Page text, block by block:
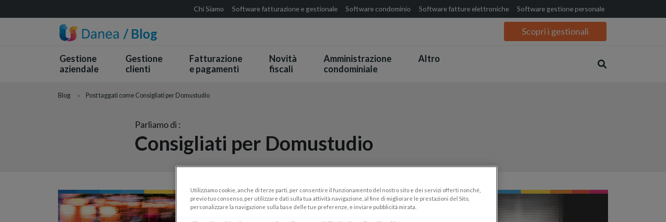
Chi Siamo Software fatturazione e gestionale Software condominio Software fatture elettroniche Software gestione personale
/ Blog Scopri i gestionali
Gestione
aziendale
Gestione
clienti
Fatturazione
e pagamenti
Novità
fiscali
Amministrazione
condominiale
Altro
Blog › Post taggati come Consigliati per Domustudio
Parliamo di :
Consigliati per Domustudio
Utilizziamo cookie, anche di terze parti, per consentire il funzionamento del nostro sito e dei servizi offerti nonché,
previo tuo consenso, per utilizzare dati sulla tua attività navigazione, al fine di migliorare le prestazioni del Sito,
personalizzare la navigazione sulla base delle tue preferenze, e inviare pubblicità mirata.